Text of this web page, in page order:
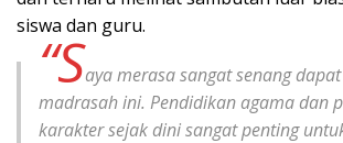
siswa dan guru.
“Saya merasa sangat senang
madrasah ini. Pendidikan agama dan
karakter sejak dini sangat penting